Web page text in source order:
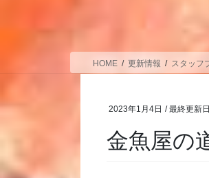
HOME 更新情報 スタッフ
2023年1月4日 / 最終更新
金魚屋の